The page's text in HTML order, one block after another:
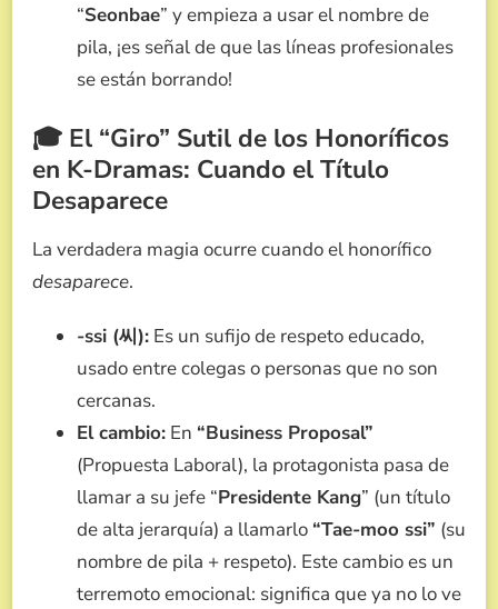
“Seonbae” y empieza a usar el nombre de
pila, ¡es señal de que las líneas profesionales
se están borrando!
🎓 El “Giro” Sutil de los Honoríficos
en K-Dramas: Cuando el Título
Desaparece
La verdadera magia ocurre cuando el honorífico
desaparece.
-ssi (씨): Es un sufijo de respeto educado,
usado entre colegas o personas que no son
cercanas.
El cambio: En “Business Proposal”
(Propuesta Laboral), la protagonista pasa de
llamar a su jefe “Presidente Kang” (un título
de alta jerarquía) a llamarlo “Tae-moo ssi” (su
nombre de pila + respeto). Este cambio es un
terremoto emocional: significa que ya no lo ve